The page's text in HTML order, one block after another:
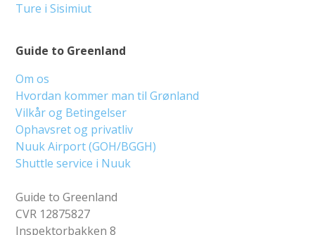
Guide to Greenland
Om os
Hvordan kommer man til Grønland
Vilkår og Betingelser
Ophavsret og privatliv
Nuuk Airport (GOH/BGGH)
Shuttle service i Nuuk
Guide to Greenland
CVR 12875827
Inspektorbakken 8
Ture i Sisimiut